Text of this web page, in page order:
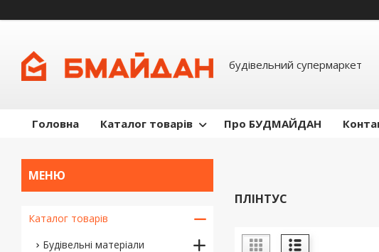
будівельний супермаркет
Головна Каталог товарів Про БУДМАЙДАН
ПЛІНТУС
Каталог товарів
Будівельні матеріали